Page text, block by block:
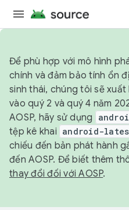
Để phù hợp với mô hình
chính và đảm bảo tính ổn
sinh thái, chúng tôi sẽ xuất
vào quý 2 và quý 4 năm
AOSP, hãy sử dụng
tệp kê khai android-
chiếu đến bản phát hành
đến AOSP. Để biết thêm
thay đổi đối với AOSP.